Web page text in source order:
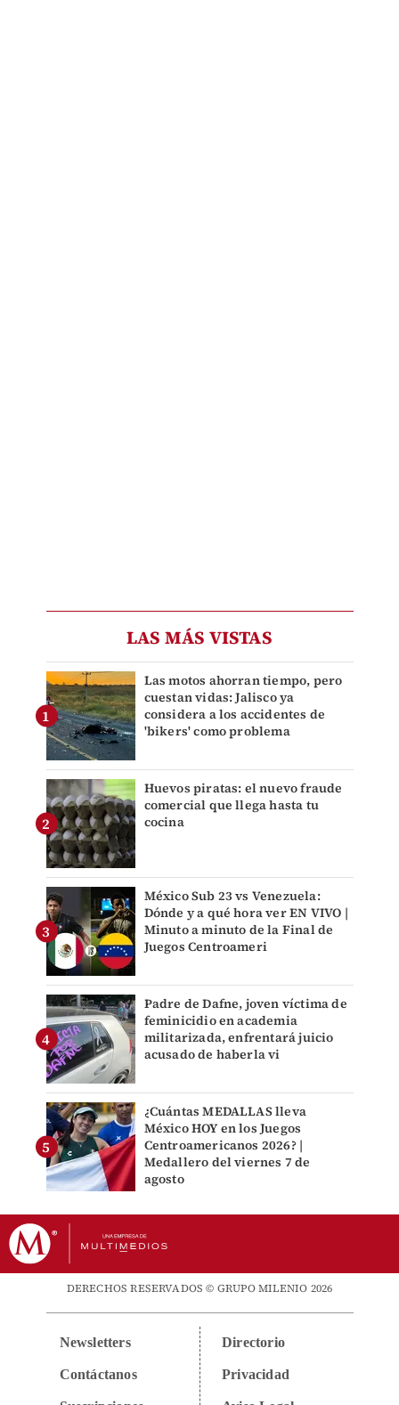
LAS MÁS VISTAS
Las motos ahorran tiempo, pero
cuestan vidas: Jalisco ya
considera a los accidentes de
'bikers' como problema
Huevos piratas: el nuevo fraude
comercial que llega hasta tu
cocina
México Sub 23 vs Venezuela:
Dónde y a qué hora ver EN VIVO |
Minuto a minuto de la Final de
Juegos Centroameri
Padre de Dafne, joven víctima de
feminicidio en academia
militarizada, enfrentará juicio
acusado de haberla vi
¿Cuántas MEDALLAS lleva
México HOY en los Juegos
Centroamericanos 2026? |
Medallero del viernes 7 de
agosto
DERECHOS RESERVADOS © GRUPO MILENIO 2026
Newsletters
Contáctanos
Directorio
Privacidad